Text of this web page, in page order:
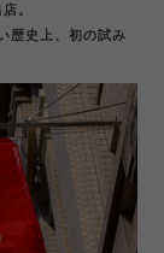
。
歴史上、初の試み